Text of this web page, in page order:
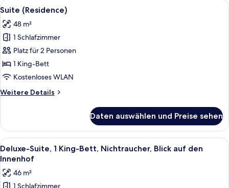
Nichtraucher,
Poolblick
Alle
Fotos
für
Suite
(Residence)
anzeigen
Ein Hotelzimmer mit einem großen
6
Suite (Residence)
48 m²
1 Schlafzimmer
Platz für 2 Personen
1 King-Bett
Kostenloses WLAN
Weitere Details
Weitere
(Residence)
Daten auswählen und Preise sehen
Alle
Fotos
für
Deluxe-
Ein Hotelzimmer mit einem großen
14
Deluxe-Suite, 1 King-Bett, Nichtraucher, Blick auf den
Innenhof
46 m²
1 Schlafzimmer